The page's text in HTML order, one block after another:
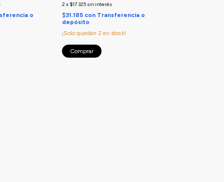
o
2 x $17.325 sin interés
$31.185 con Transferencia o
depósito
¡Solo quedan 2 en stock!
Comprar